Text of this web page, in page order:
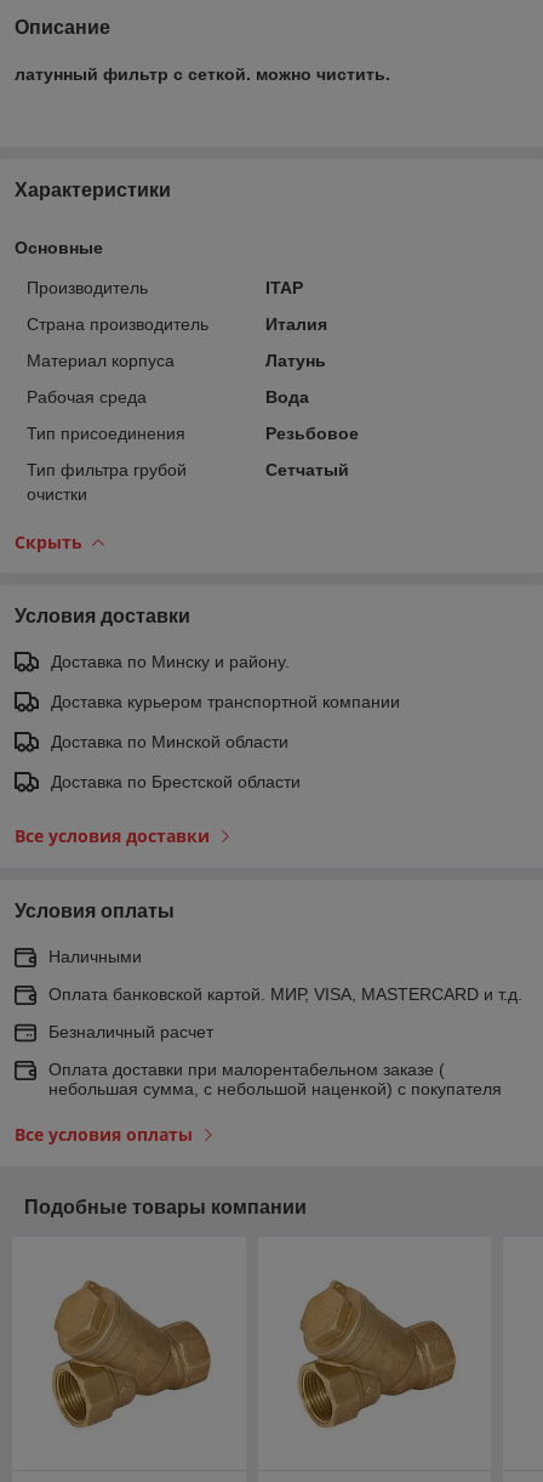
Описание
латунный фильтр с сеткой. можно чистить.
Характеристики
Основные
Производитель
ITAP
Страна производитель
Италия
Материал корпуса
Латунь
Рабочая среда
Вода
Тип присоединения
Резьбовое
Тип фильтра грубой
очистки
Сетчатый
Скрыть
Условия доставки
Доставка по Минску и району.
Доставка курьером транспортной компании
Доставка по Минской области
Доставка по Брестской области
Все условия доставки
Условия оплаты
Наличными
Оплата банковской картой. МИР, VISA, MASTERCARD и т.д.
Безналичный расчет
Оплата доставки при малорентабельном заказе (
небольшая сумма, с небольшой наценкой) с покупателя
Все условия оплаты
Подобные товары компании